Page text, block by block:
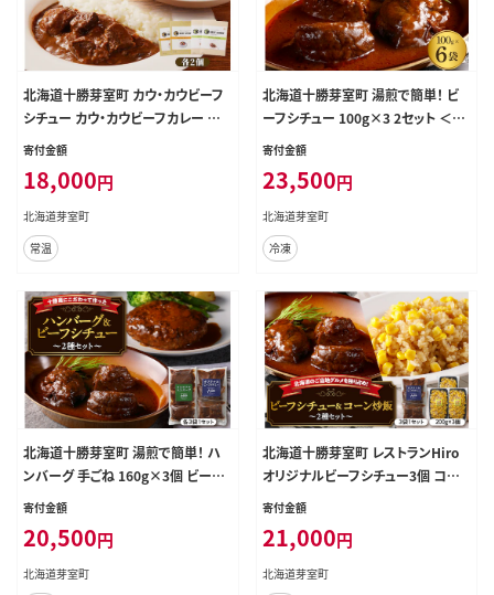
北海道十勝芽室町 カウ・カウビーフ
シチュー カウ・カウビーフカレー 各2
個セット 未来とかち牛100％使用 m
寄付金額
18,000円
北海道芽室町
常温
北海道十勝芽室町 湯煎で簡単！ ビ
ーフシチュー 100g×3 2セット ＜レ
ストランHiroオリジナル＞ me026-
寄付金額
23,500円
北海道芽室町
冷凍
北海道十勝芽室町 湯煎で簡単！ ハ
ンバーグ 手ごね 160g×3個 ビーフ
シチュー 100g×3個 セット ＜レスト
c
寄付金額
20,500円
北海道芽室町
北海道十勝芽室町 レストランHiro
オリジナルビーフシチュー3個 コー
ン炒飯3パック セット me026-023c
寄付金額
21,000円
北海道芽室町